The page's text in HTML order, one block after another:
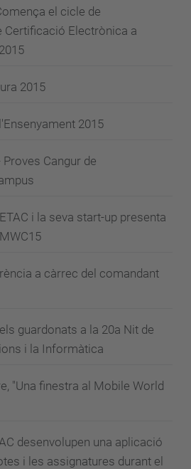
el cicle de
Electrònica a
2015
2015
Cangur de
i la seva start-up presenta
a càrrec del comandant
guardonats a la 20a Nit de
i la Informàtica
"Una finestra al Mobile World
desenvolupen una aplicació
i les assignatures durant el